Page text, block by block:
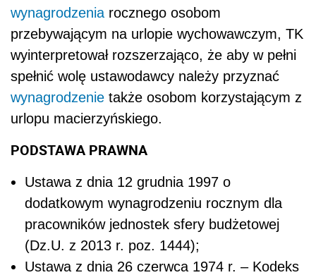
wynagrodzenia rocznego osobom
przebywającym na urlopie wychowawczym, TK
wyinterpretował rozszerzająco, że aby w pełni
spełnić wolę ustawodawcy należy przyznać
wynagrodzenie także osobom korzystającym z
urlopu macierzyńskiego.
PODSTAWA PRAWNA
Ustawa z dnia 12 grudnia 1997 o
dodatkowym wynagrodzeniu rocznym dla
pracowników jednostek sfery budżetowej
(Dz.U. z 2013 r. poz. 1444);
Ustawa z dnia 26 czerwca 1974 r. – Kodeks